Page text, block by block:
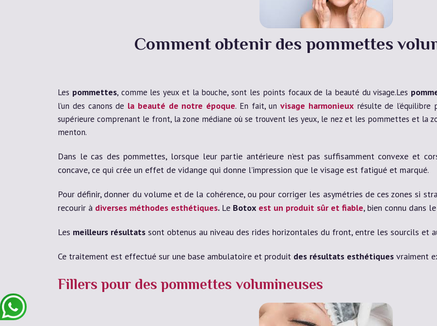
Comment obtenir des pommettes
Les pommettes, comme les yeux et la bouche, sont les points focaux de la beauté du visage.Les
l’un des canons de la beauté de notre époque. En fait, unvisage harmonieuxrésulte de l’équilibre
supérieure comprenant le front, la zone médiane où se trouvent les yeux, le nez et les pommettes et la
menton.
Dans le cas des pommettes, lorsque leur partie antérieure n’est pas suffisamment convexe et
concave, ce qui crée un effet de vidange qui donne l’impression que le visage est fatigué et marqué.
Pour définir, donner du volume et de la cohérence, ou pour corriger les asymétries de ces zones si
recourir à diverses méthodes esthétiques. Le Botox est un produit sûr et fiable, bien connu dans
Les meilleurs résultats sont obtenus au niveau des rides horizontales du front, entre les sourcils et
Ce traitement est effectué sur une base ambulatoire et produit des résultats esthétiques vraiment
Fillers pour des pommettes volumineuses